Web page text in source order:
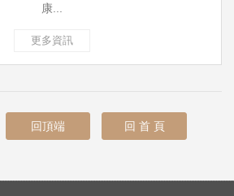
康...
更多資訊
回頂端 回 首 頁